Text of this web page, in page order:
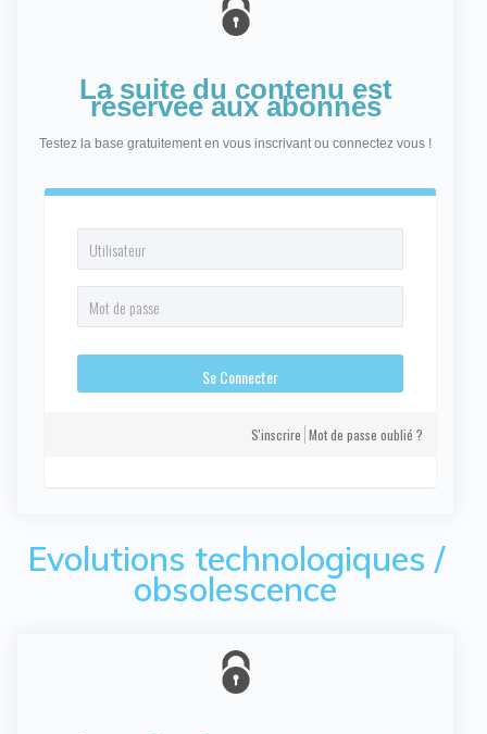
La suite du contenu est
réservée aux abonnés
Testez la base gratuitement en vous inscrivant ou connectez vous !
S'inscrire Mot de passe oublié ?
Evolutions technologiques /
obsolescence